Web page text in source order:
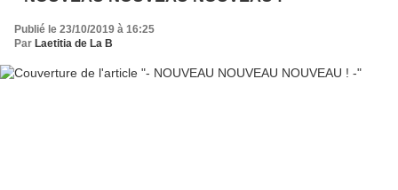
Publié le 23/10/2019 à 16:25
Par Laetitia de La B